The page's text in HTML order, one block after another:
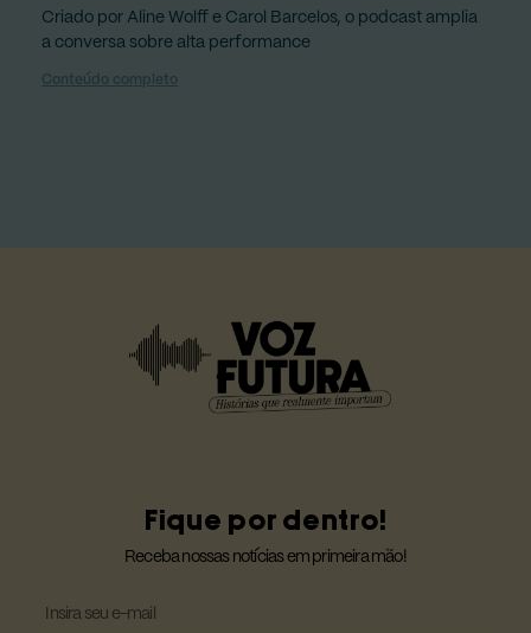
Criado por Aline Wolff e Carol Barcelos, o podcast amplia
a conversa sobre alta performance
Conteúdo completo
Fique por dentro!
Receba nossas notícias em primeira mão!